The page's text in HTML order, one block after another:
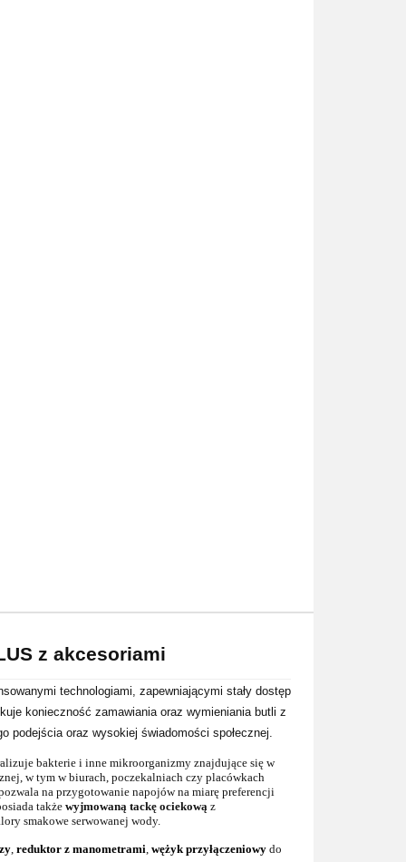
z akcesoriami
technologiami, zapewniającymi stały dostęp
konieczność zamawiania oraz wymieniania butli z
podejścia oraz wysokiej świadomości społecznej.
bakterie i inne mikroorganizmy znajdujące się w
w tym w biurach, poczekalniach czy placówkach
na przygotowanie napojów na miarę preferencji
także wyjmowaną tackę ociekową z
smakowe serwowanej wody.
, reduktor z manometrami, wężyk przyłączeniowy do